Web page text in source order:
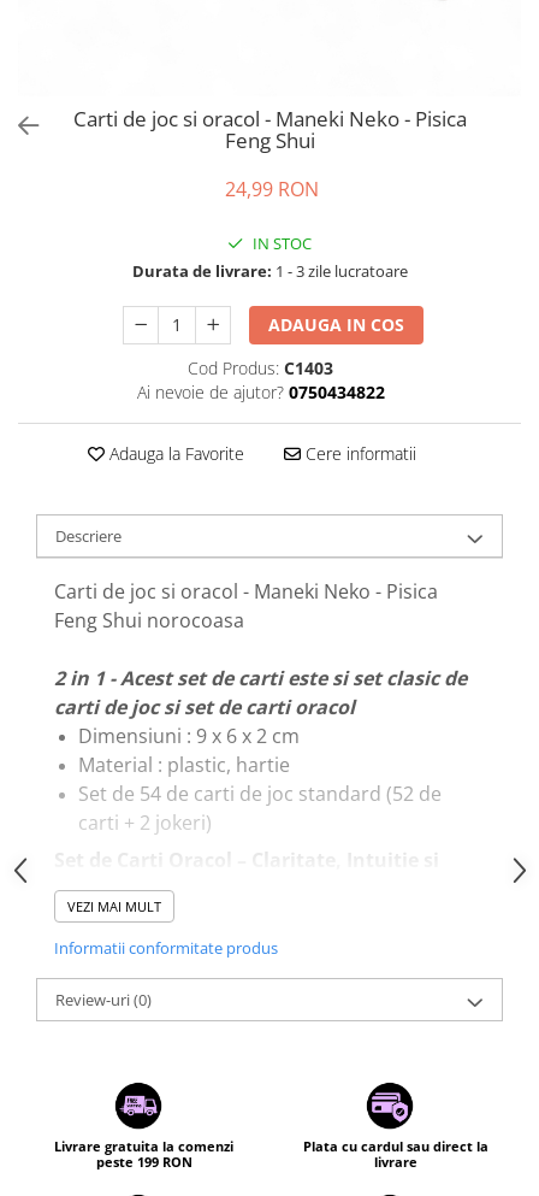
Carti de joc si oracol - Maneki Neko - Pisica
Feng Shui
24,99 RON
IN STOC
Durata de livrare: 1 - 3 zile lucratoare
ADAUGA IN COS
Cod Produs: C1403
Ai nevoie de ajutor? 0750434822
Adauga la Favorite Cere informatii
Descriere
Carti de joc si oracol - Maneki Neko - Pisica
Feng Shui norocoasa
2 in 1 - Acest set de carti este si set clasic de
carti de joc si set de carti oracol
Dimensiuni : 9 x 6 x 2 cm
Material : plastic, hartie
Set de 54 de carti de joc standard (52 de
carti + 2 jokeri)
Set de Carti Oracol – Claritate, Intuitie si
Ghidare Zilnica ✨
Acest set de carti este creat pentru a oferi
mesaje clare, directe si usor de inteles,
potrivite pentru orice moment al zilei. Un
mai multa incredere.
Ce iti ofera acest set:
ghidare simpla si practica
VEZI MAI MULT
Informatii conformitate produs
Review-uri(0)
Livrare gratuita la comenzi
peste 199 RON
Plata cu cardul sau direct la
livrare